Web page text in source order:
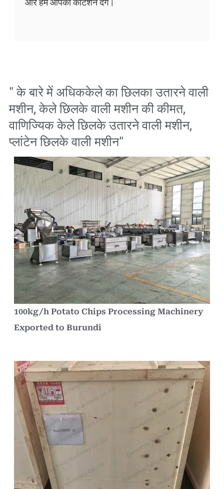
और हम आपको कोटेशन देंगे।
" के बारे में अधिककेले का छिलका उतारने वाली
मशीन,केले छिलके वाली मशीन की कीमत,
वाणिज्यिक केले छिलके उतारने वाली मशीन,
प्लांटेन छिलके वाली मशीन"
100kg/h Potato Chips Processing Machinery
Exported to Burundi